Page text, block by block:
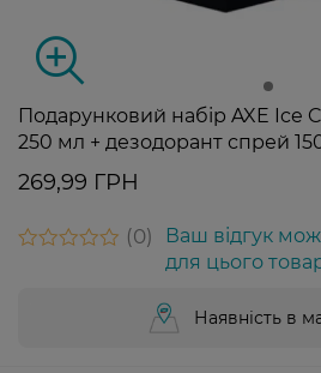
Подарунковий набір AXE Ice
250 мл + дезодорант спрей
269,99 ГРН
0
Ваш відгук
для цього
Наявність в